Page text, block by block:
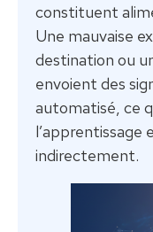
constituent
Une mauvaise
destination ou
envoient des
automatisé, ce
indirectement.